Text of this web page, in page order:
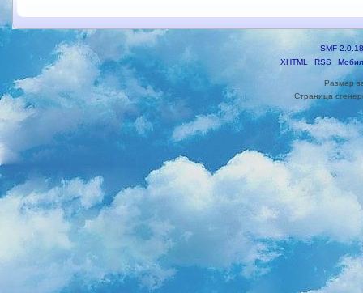
SMF 2.0.18
XHTML
RSS
Размер
Страница